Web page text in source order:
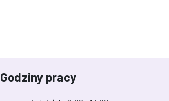
Godziny pracy